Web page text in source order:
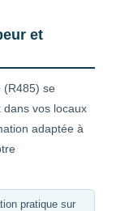
et
(R485) se
vos locaux
adaptée à
pratique sur